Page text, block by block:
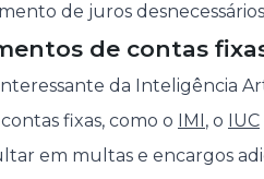
de juros
de contas
da Inteligência
fixas, como o IMI, o IUC
em multas e encargos